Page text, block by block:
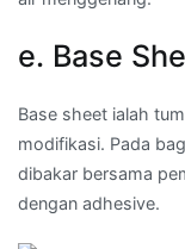
e. Base
Base sheet ialah
modifikasi. Pada
dibakar bersama
dengan adhesive.